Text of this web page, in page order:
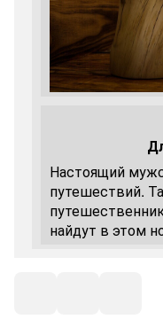
Настоящий
путешествий.
найдут в этом